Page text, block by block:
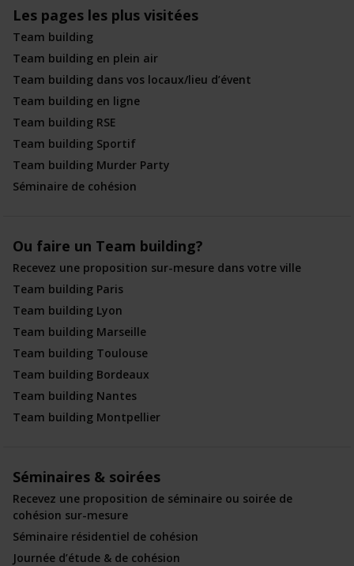
Les pages les plus visitées
Team building
Team building en plein air
Team building dans vos locaux/lieu d’évent
Team building en ligne
Team building RSE
Team building Sportif
Team building Murder Party
Séminaire de cohésion
Ou faire un Team building?
Recevez une proposition sur-mesure dans votre ville
Team building Paris
Team building Lyon
Team building Marseille
Team building Toulouse
Team building Bordeaux
Team building Nantes
Team building Montpellier
Séminaires & soirées
Recevez une proposition de séminaire ou soirée de
cohésion sur-mesure
Séminaire résidentiel de cohésion
Journée d’étude & de cohésion